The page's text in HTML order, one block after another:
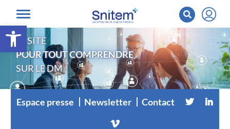
Ouvrir la barre d’outils
LE SITE
POUR TOUT COMPRENDRE
SUR LE DM
Espace presse Newsletter Contact